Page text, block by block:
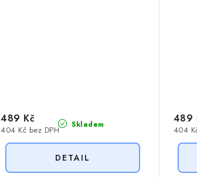
Skladem
404 Kč bez DPH
489 Kč
404
489